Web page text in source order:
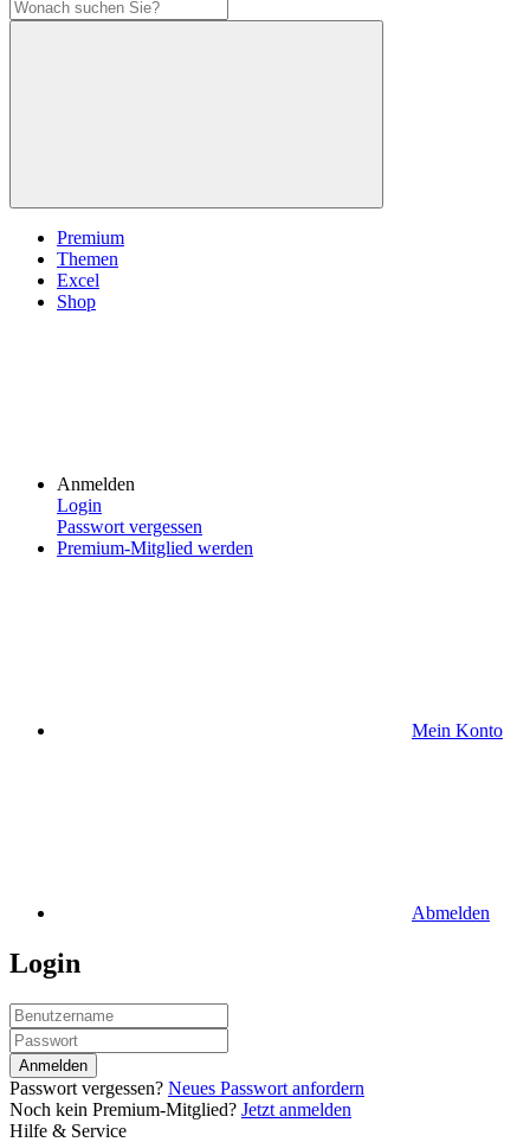
Premium
Themen
Excel
Shop
Anmelden
Login
Passwort vergessen
Premium-Mitglied werden
Mein Konto
Abmelden
Login
Anmelden
Passwort vergessen? Neues Passwort anfordern
Noch kein Premium-Mitglied? Jetzt anmelden
Hilfe & Service